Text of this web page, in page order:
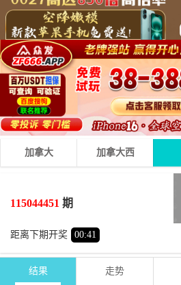
加拿大 加拿大西
115044451 期
距离下期开奖 00:41
期号
结果 走势